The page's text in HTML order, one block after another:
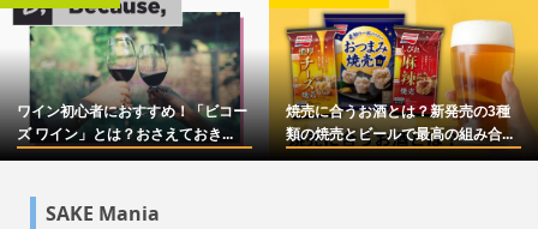
ワイン初心者におすすめ！「ビコー
ズ ワイン」とは？おさえておき...
焼売に合うお酒とは？新発売の3種
類の焼売とビールで最高の組み合...
SAKE Mania